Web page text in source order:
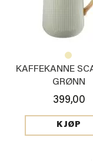
KAFFEKANNE
GRØNN
399,00
KJØP